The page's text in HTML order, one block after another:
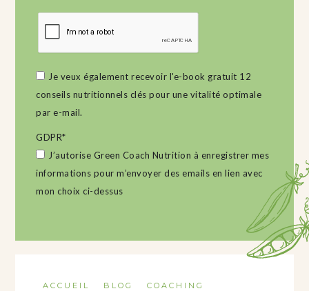
Je veux également recevoir l'e-book gratuit 12
conseils nutritionnels clés pour une vitalité optimale
par e-mail.
GDPR*
J’autorise Green Coach Nutrition à enregistrer mes
informations pour m’envoyer des emails en lien avec
mon choix ci-dessus
ACCUEIL BLOG
COACHING